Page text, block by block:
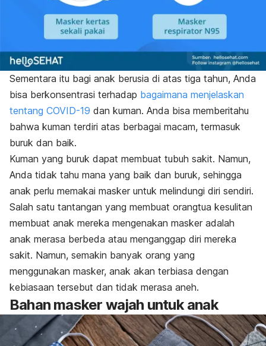
Sementara itu bagi anak berusia di atas tiga tahun, Anda
bisa berkonsentrasi terhadap bagaimana menjelaskan
tentang COVID-19 dan kuman. Anda bisa memberitahu
bahwa kuman terdiri atas berbagai macam, termasuk
buruk dan baik.
Kuman yang buruk dapat membuat tubuh sakit. Namun,
Anda tidak tahu mana yang baik dan buruk, sehingga
anak perlu memakai masker untuk melindungi diri sendiri.
Salah satu tantangan yang membuat orangtua kesulitan
membuat anak mereka mengenakan masker adalah
anak merasa berbeda atau menganggap diri mereka
sakit. Namun, semakin banyak orang yang
menggunakan masker, anak akan terbiasa dengan
kebiasaan tersebut dan tidak merasa aneh.
Bahan masker wajah untuk anak